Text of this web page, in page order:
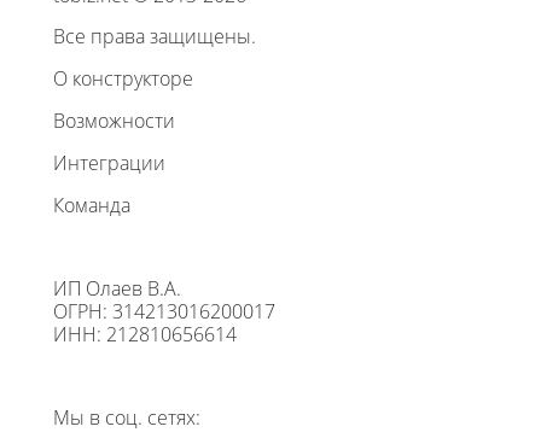
Все права защищены.
О конструкторе
Возможности
Интеграции
Команда
ИП Олаев В.А.
ОГРН: 314213016200017
ИНН: 212810656614
Мы в соц. сетях: